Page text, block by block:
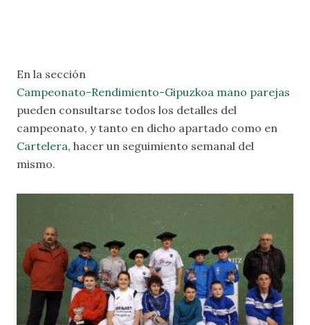
En la sección
Campeonato-Rendimiento-Gipuzkoa mano parejas
pueden consultarse todos los detalles del
campeonato, y tanto en dicho apartado como en
Cartelera, hacer un seguimiento semanal del
mismo.